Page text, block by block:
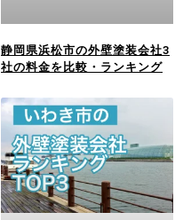
静岡県浜松市の外壁塗装会社3
社の料金を比較・ランキング